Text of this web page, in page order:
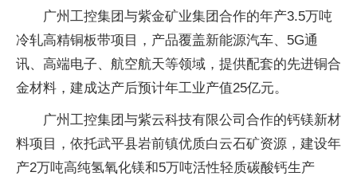
广州工控集团与紫金矿业集团合作的年产3.5万吨
冷轧高精铜板带项目，产品覆盖新能源汽车、5G通
讯、高端电子、航空航天等领域，提供配套的先进铜合
金材料，建成达产后预计年工业产值25亿元。
广州工控集团与紫云科技有限公司合作的钙镁新材
料项目，依托武平县岩前镇优质白云石矿资源，建设年
产2万吨高纯氢氧化镁和5万吨活性轻质碳酸钙生产